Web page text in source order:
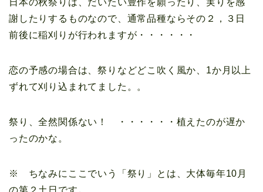
日本の秋祭りは、だいたい豊作を願ったり、実りを感
謝したりするものなので、通常品種ならその２，３日
前後に稲刈りが行われますが・・・・・・
恋の予感の場合は、祭りなどどこ吹く風か、1か月以上
ずれて刈り込まれてました。。
祭り、全然関係ない！ ・・・・・・植えたのが遅か
ったのかな。
※ ちなみにここでいう「祭り」とは、大体毎年10月